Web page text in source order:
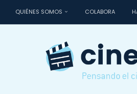
QUIÉNES SOMOS COLABORA